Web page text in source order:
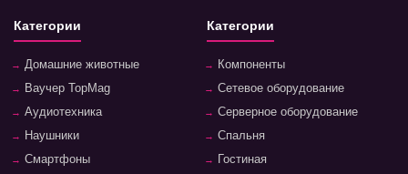
Категории
Домашние животные
Ваучер TopMag
Аудиотехника
Наушники
Смартфоны
Категории
Компоненты
Сетевое оборудование
Серверное оборудование
Спальня
Гостиная